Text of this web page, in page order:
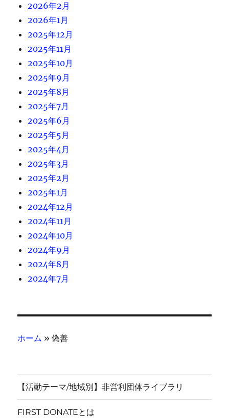
2026年2月
2026年1月
2025年12月
2025年11月
2025年10月
2025年9月
2025年8月
2025年7月
2025年6月
2025年5月
2025年4月
2025年3月
2025年2月
2025年1月
2024年12月
2024年11月
2024年10月
2024年9月
2024年8月
2024年7月
ホーム » 偽善
【活動テーマ/地域別】非営利団体ライブラリ
FIRST DONATEとは